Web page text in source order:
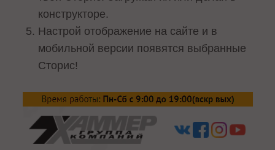
конструкторе.
Настрой отображение на сайте и в
мобильной версии появятся выбранные
Сторис!